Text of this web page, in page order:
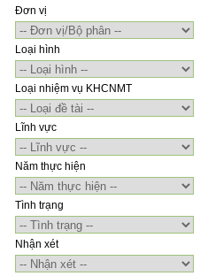
Đơn vị
Loại hình
Loại nhiệm vụ KHCNMT
Lĩnh vực
Năm thực hiện
Tình trạng
Nhận xét